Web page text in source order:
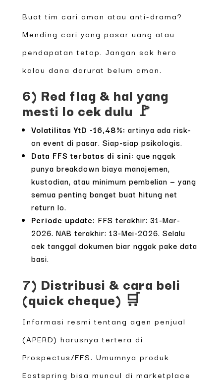
Buat tim cari aman atau anti-drama?
Mending cari yang pasar uang atau
pendapatan tetap. Jangan sok hero
kalau dana darurat belum aman.
6) Red flag & hal yang
mesti lo cek dulu 🚩
Volatilitas YtD -16,48%: artinya ada risk-
on event di pasar. Siap-siap psikologis.
Data FFS terbatas di sini: gue nggak
punya breakdown biaya manajemen,
kustodian, atau minimum pembelian — yang
semua penting banget buat hitung net
return lo.
Periode update: FFS terakhir: 31-Mar-
2026. NAB terakhir: 13-Mei-2026. Selalu
cek tanggal dokumen biar nggak pake data
basi.
7) Distribusi & cara beli
(quick cheque) 🛒
Informasi resmi tentang agen penjual
(APERD) harusnya tertera di
Prospectus/FFS. Umumnya produk
Eastspring bisa muncul di marketplace